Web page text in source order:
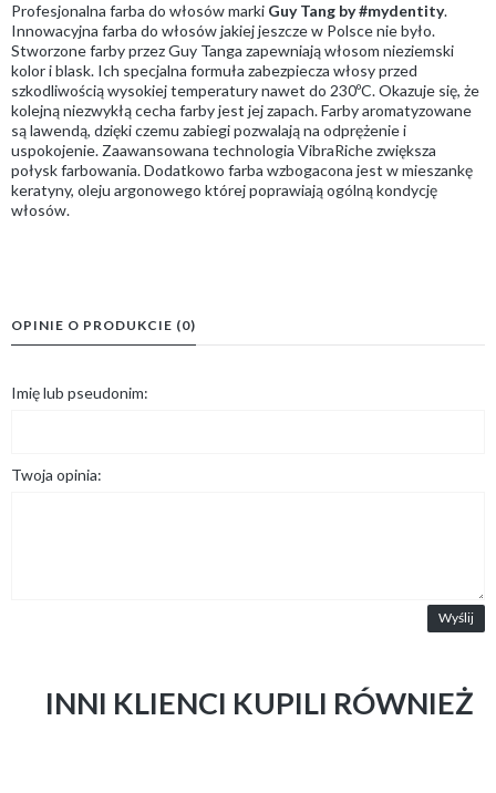
Profesjonalna farba do włosów marki Guy Tang by #mydentity.
Innowacyjna farba do włosów jakiej jeszcze w Polsce nie było.
Stworzone farby przez Guy Tanga zapewniają włosom nieziemski
kolor i blask. Ich specjalna formuła zabezpiecza włosy przed
szkodliwością wysokiej temperatury nawet do 230ºC. Okazuje się, że
kolejną niezwykłą cecha farby jest jej zapach. Farby aromatyzowane
są lawendą, dzięki czemu zabiegi pozwalają na odprężenie i
uspokojenie. Zaawansowana technologia VibraRiche zwiększa
połysk farbowania. Dodatkowo farba wzbogacona jest w mieszankę
keratyny, oleju argonowego której poprawiają ogólną kondycję
włosów.
OPINIE O PRODUKCIE (0)
Imię lub pseudonim:
Twoja opinia:
Wyślij
INNI KLIENCI KUPILI RÓWNIEŻ